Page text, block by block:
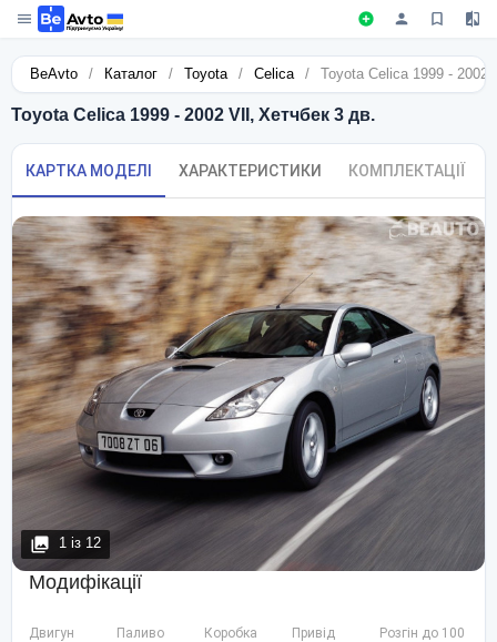
BeAvto / Каталог / Toyota / Celica / Toyota Celica 1999 - 2002
Toyota Celica 1999 - 2002 VII, Хетчбек 3 дв.
КАРТКА МОДЕЛІ ХАРАКТЕРИСТИКИ КОМПЛЕКТАЦІЇ
1 із 12
Модифікації
Двигун Паливо Коробка Привід Розгін до 100 км/